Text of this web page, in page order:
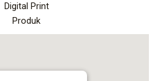
Digital Print
Produk